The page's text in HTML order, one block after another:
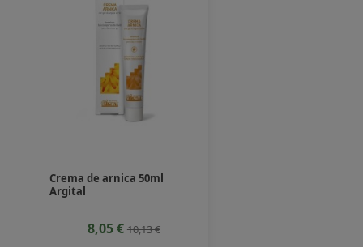
Crema de arnica 50ml
Argital
8,05 € 10,13 €